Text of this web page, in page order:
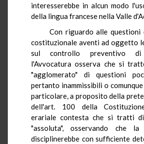
interesserebbe in alcun modo
della lingua francese nella Valle
Con riguardo alle
costituzionale aventi ad oggetto
sul controllo preventivo di
l'Avvocatura osserva che si
"agglomerato" di questioni
pertanto inammissibili o
particolare, a proposito della
dell'art. 100 della
erariale contesta che si tratti
"assoluta", osservando che la
disciplinerebbe con sufficiente